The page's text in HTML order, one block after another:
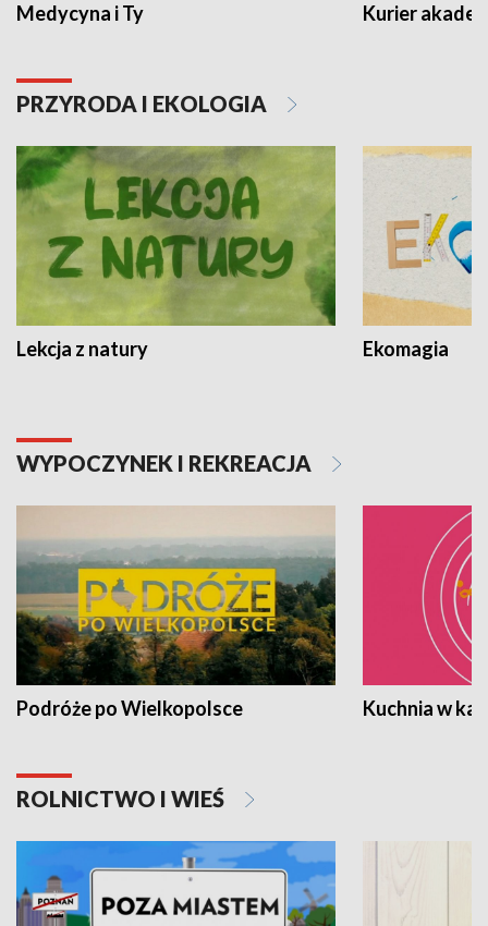
Medycyna i Ty Kurier
PRZYRODA I EKOLOGIA
Lekcja z natury Ekomagia
WYPOCZYNEK I REKREACJA
Podróże po Wielkopolsce Kuchnia w
ROLNICTWO I WIEŚ